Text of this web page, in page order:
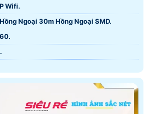
Wifi.
Hồng Ngoại 30m Hồng Ngoại SMD.